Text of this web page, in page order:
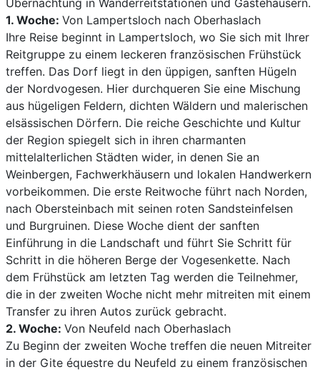
Übernachtung in Wanderreitstationen und Gästehäusern.
1. Woche: Von Lampertsloch nach Oberhaslach
Ihre Reise beginnt in Lampertsloch, wo Sie sich mit Ihrer
Reitgruppe zu einem leckeren französischen Frühstück
treffen. Das Dorf liegt in den üppigen, sanften Hügeln
der Nordvogesen. Hier durchqueren Sie eine Mischung
aus hügeligen Feldern, dichten Wäldern und malerischen
elsässischen Dörfern. Die reiche Geschichte und Kultur
der Region spiegelt sich in ihren charmanten
mittelalterlichen Städten wider, in denen Sie an
Weinbergen, Fachwerkhäusern und lokalen Handwerkern
vorbeikommen. Die erste Reitwoche führt nach Norden,
nach Obersteinbach mit seinen roten Sandsteinfelsen
und Burgruinen. Diese Woche dient der sanften
Einführung in die Landschaft und führt Sie Schritt für
Schritt in die höheren Berge der Vogesenkette. Nach
dem Frühstück am letzten Tag werden die Teilnehmer,
die in der zweiten Woche nicht mehr mitreiten mit einem
Transfer zu ihren Autos zurück gebracht.
2. Woche: Von Neufeld nach Oberhaslach
Zu Beginn der zweiten Woche treffen die neuen Mitreiter
in der Gite équestre du Neufeld zu einem französischen